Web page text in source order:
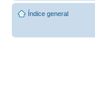
Índice general